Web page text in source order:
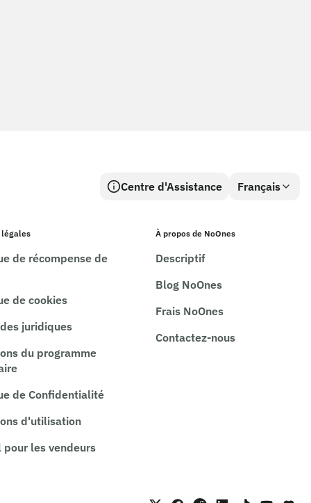
Centre d'Assistance Français
légales
de récompense de
de cookies
juridiques
du programme
de Confidentialité
d'utilisation
pour les vendeurs
À propos de NoOnes
Descriptif
Blog NoOnes
Frais NoOnes
Contactez-nous